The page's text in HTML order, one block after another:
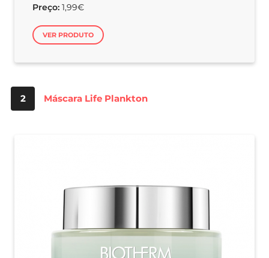
Preço: 1,99€
VER PRODUTO
2 Máscara Life Plankton